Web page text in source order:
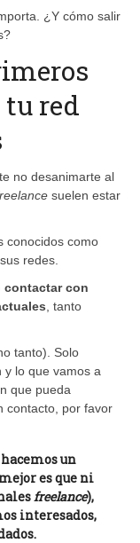
¿Y cómo salir
tu red
no desanimarte al
suelen estar
conocidos como
redes.
contactar con
, tanto
tanto). Solo
y lo que vamos a
que pueda
contacto, por favor
un
es que ni
freelance),
interesados,